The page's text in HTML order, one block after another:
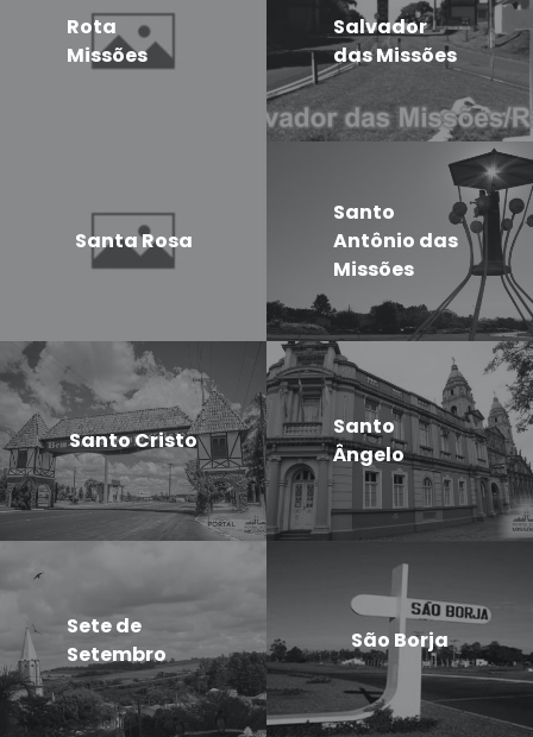
Rota
Missões
Salvador
das Missões
Santa Rosa
Santo
Antônio das
Missões
Santo Cristo
Santo
Ângelo
Sete de
Setembro
São Borja